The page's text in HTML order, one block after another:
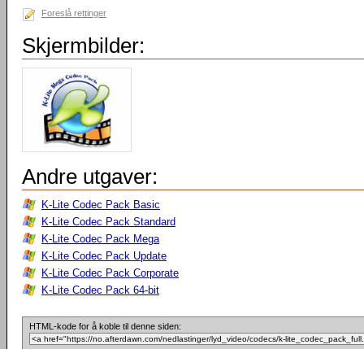
Foreslå rettinger
Skjermbilder:
Andre utgaver:
K-Lite Codec Pack Basic
K-Lite Codec Pack Standard
K-Lite Codec Pack Mega
K-Lite Codec Pack Update
K-Lite Codec Pack Corporate
K-Lite Codec Pack 64-bit
HTML-kode for å koble til denne siden: